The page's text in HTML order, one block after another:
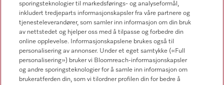
Forhandlersøk
sporingsteknologier til markedsførings- og analyseformål,
inkludert tredjeparts informasjonskapsler fra våre partnere og
tjenesteleverandører, som samler inn informasjon om din bruk
av nettstedet og hjelper oss med å tilpasse og forbedre din
online opplevelse. Informasjonskapslene brukes også til
personalisering av annonser. Under et eget samtykke («Full
personalisering») bruker vi Bloomreach-informasjonskapsler
og andre sporingsteknologier for å samle inn informasjon om
brukeratferden din, som vi tilordner profilen din for bedre å